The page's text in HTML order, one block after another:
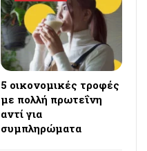
5 οικονομικές τροφές
με πολλή πρωτεΐνη
αντί για
συμπληρώματα